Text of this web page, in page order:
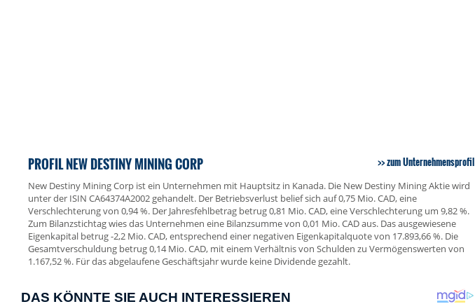
PROFIL NEW DESTINY MINING CORP zum Unternehmensprofil
New Destiny Mining Corp ist ein Unternehmen mit Hauptsitz in Kanada. Die New Destiny Mining Aktie wird
unter der ISIN CA64374A2002 gehandelt. Der Betriebsverlust belief sich auf 0,75 Mio. CAD, eine
Verschlechterung von 0,94 %. Der Jahresfehlbetrag betrug 0,81 Mio. CAD, eine Verschlechterung um 9,82 %.
Zum Bilanzstichtag wies das Unternehmen eine Bilanzsumme von 0,01 Mio. CAD aus. Das ausgewiesene
Eigenkapital betrug -2,2 Mio. CAD, entsprechend einer negativen Eigenkapitalquote von 17.893,66 %. Die
Gesamtverschuldung betrug 0,14 Mio. CAD, mit einem Verhältnis von Schulden zu Vermögenswerten von
1.167,52 %. Für das abgelaufene Geschäftsjahr wurde keine Dividende gezahlt.